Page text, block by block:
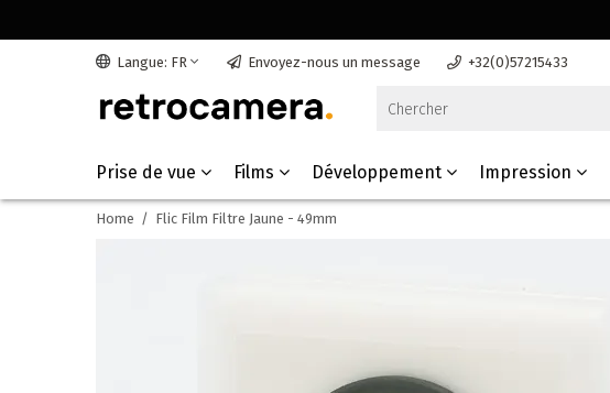
Langue: FR Envoyez-nous un message +32(0)57215433
Prise de vue Films Développement Impression
Home / Flic Film Filtre Jaune - 49mm